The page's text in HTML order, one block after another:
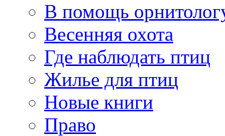
В помощь
Весенняя охота
Где наблюдать птиц
Жилье для птиц
Новые книги
Право